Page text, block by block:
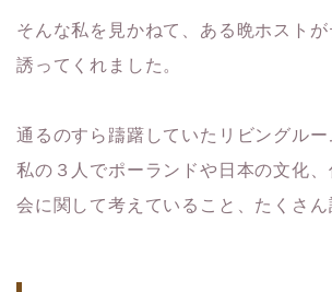
そんな私を見かねて、ある晩ホストが
誘ってくれました。
通るのすら躊躇していたリビングルー
私の３人でポーランドや日本の文化
会に関して考えていること、たくさん